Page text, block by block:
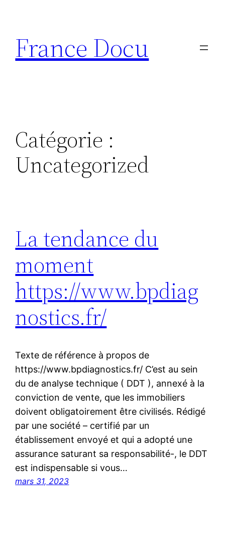
contenu
France Docu
Catégorie :
Uncategorized
La tendance du
moment
https://www.bpdiag
nostics.fr/
Texte de référence à propos de
https://www.bpdiagnostics.fr/ C’est au sein
du de analyse technique ( DDT ), annexé à la
conviction de vente, que les immobiliers
doivent obligatoirement être civilisés. Rédigé
par une société – certifié par un
établissement envoyé et qui a adopté une
assurance saturant sa responsabilité-, le DDT
est indispensable si vous…
mars 31, 2023